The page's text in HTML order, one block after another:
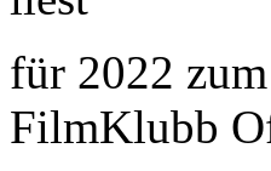
für 2022
FilmKlubb